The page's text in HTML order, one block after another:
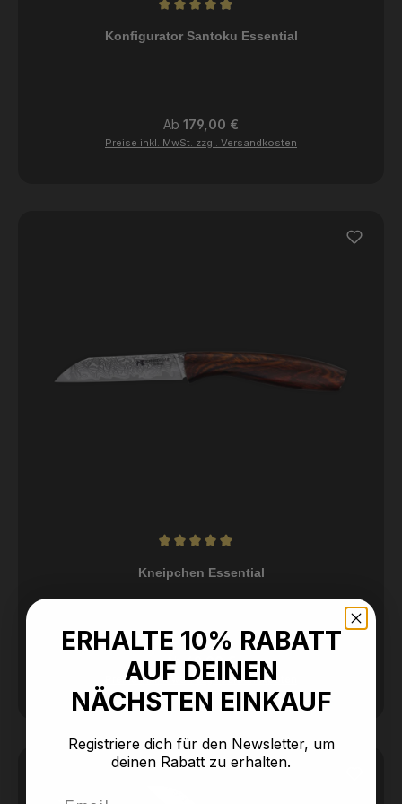
Konfigurator Santoku Essential
Regulärer Preis:
Ab 179,00 €
Preise inkl. MwSt. zzgl. Versandkosten
Kneipchen Essential
Regulärer Preis:
Ab69,00 €
Preise inkl. MwSt. zzgl. Versandkosten
ERHALTE 10% RABATT
AUF DEINEN
NÄCHSTEN EINKAUF
Registriere dich für den Newsletter, um
deinen Rabatt zu erhalten.